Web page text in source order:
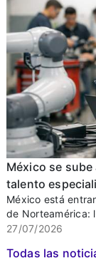
México se
talento
México está
de Norteamérica:
27/07/2026
Todas las